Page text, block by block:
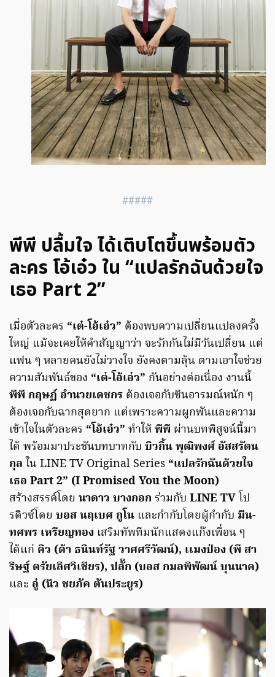
#####
พีพี ปลื้มใจ ได้เติบโตขึ้นพร้อมตัว
ละคร โอ้เอ๋ว ใน “แปลรักฉันด้วยใจ
เธอ Part 2”
เมื่อตัวละคร “เต๋-โอ้เอ๋ว” ต้องพบความเปลี่ยนแปลงครั้ง
ใหญ่ แม้จะเคยให้คำสัญญาว่า จะรักกันไม่มีวันเปลี่ยน แต่
แฟน ๆ หลายคนยังไม่วางใจ ยังคงตามลุ้น ตามเอาใจช่วย
ความสัมพันธ์ของ “เต๋-โอ้เอ๋ว” กันอย่างต่อเนื่อง งานนี้
พีพี กฤษฏ์ อำนวยเดชกร ต้องเจอกับซีนอารมณ์หนัก ๆ
ต้องเจอกับฉากสุดยาก แต่เพราะความผูกพันและความ
เข้าใจในตัวละคร “โอ้เอ๋ว” ทำให้ พีพี ผ่านบทพิสูจน์นี้มา
ได้ พร้อมมาประชันบทบาทกับ บิวกิ้น พุฒิพงศ์ อัสสรัตน
กุลใน LINE TV Original Series “แปลรักฉันด้วยใจ
เธอ Part 2” (I Promised You the Moon)
สร้างสรรค์โดย นาดาว บางกอก ร่วมกับ LINE TVโป
รดิวซ์โดย บอส นฤเบศ กูโน และกำกับโดยผู้กำกับ มีน-
ทศพร เหรียญทอง เสริมทัพทีมนักแสดงแก๊งเพื่อน ๆ
ได้แก่ คิว (ต้า ธนินท์รัฐ วาศศรีวัฒน์), เเมงป่อง (พี สา
ริษฐ์ ตรัยเลิศวิเชียร), ปลั๊ก (บอส กมลพิพัฒน์ บุนนาค)
และ อู๋ (นิว ชยภัค ตันประยูร)